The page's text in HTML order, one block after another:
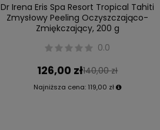
Dr Irena Eris Spa Resort Tropical Tahiti
Zmysłowy Peeling Oczyszczająco-
Zmiękczający, 200 g
0.0
126,00 zł140,00 zł
Najniższa cena: 119,00 zł